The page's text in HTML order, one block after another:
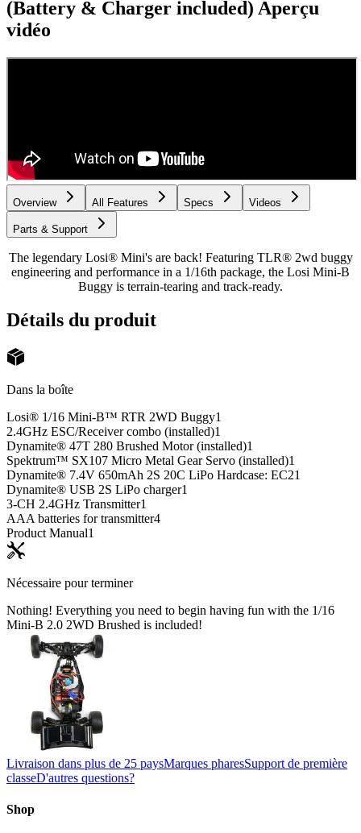
(Battery & Charger included) Aperçu
vidéo
Overview All Features Specs Videos
Parts & Support
The legendary Losi® Mini's are back! Featuring TLR® 2wd buggy
engineering and performance in a 1/16th package, the Losi Mini-B
Buggy is terrain-tearing and track-ready.
Détails du produit
Dans la boîte
Losi® 1/16 Mini-B™ RTR 2WD Buggy1
2.4GHz ESC/Receiver combo (installed)1
Dynamite® 47T 280 Brushed Motor (installed)1
Spektrum™ SX107 Micro Metal Gear Servo (installed)1
Dynamite® 7.4V 650mAh 2S 20C LiPo Hardcase: EC21
Dynamite® USB 2S LiPo charger1
3-CH 2.4GHz Transmitter1
AAA batteries for transmitter4
Product Manual1
Nécessaire pour terminer
Nothing! Everything you need to begin having fun with the 1/16
Mini-B 2.0 2WD Brushed is included!
Livraison dans plus de 25 paysMarques pharesSupport de première
classeD'autres questions?
Shop